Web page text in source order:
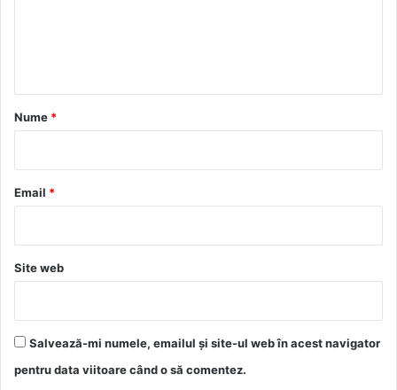
r
*
Nume *
Email *
Site web
Salvează-mi numele, emailul și site-ul web în acest navigator
pentru data viitoare când o să comentez.